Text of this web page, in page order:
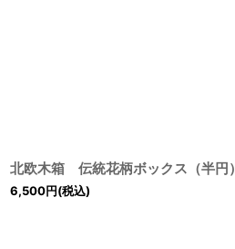
北欧木箱 伝統花柄ボックス（半円）
6,500円(税込)